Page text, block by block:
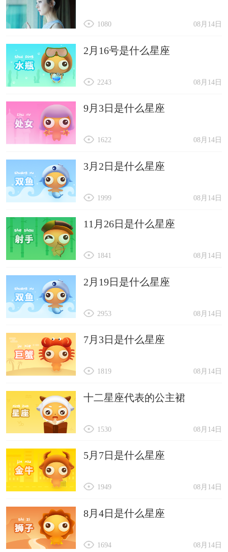
08月14日
1080
2月16号是什么星座
08月14日
2243
9月3日是什么星座
08月14日
1622
3月2日是什么星座
08月14日
1999
11月26日是什么星座
08月14日
1841
2月19日是什么星座
08月14日
2953
7月3日是什么星座
08月14日
1819
十二星座代表的公主裙
08月14日
1530
5月7日是什么星座
08月14日
1949
8月4日是什么星座
08月14日
1694